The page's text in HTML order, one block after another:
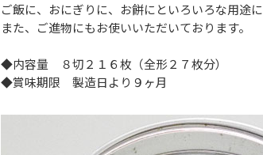
ご飯に、おにぎりに、お餅にといろいろな用途に
また、ご進物にもお使いいただいております。
◆内容量 ８切２１６枚（全形２７枚分）
◆賞味期限 製造日より９ヶ月